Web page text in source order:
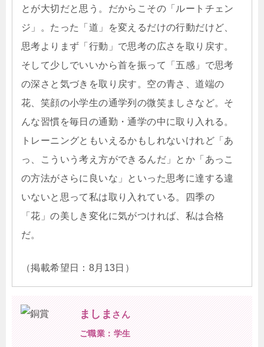
とが大切だと思う。だからこその「ルートチェン
ジ」。たった「道」を変えるだけの行動だけど、
思考よりまず「行動」で思考の広さを取り戻す。
そして少しでいいから首を振って「五感」で思考
の深さと気づきを取り戻す。空の青さ、道端の
花、笑顔の小学生の通学列の微笑ましさなど。そ
んな習慣を毎日の通勤・通学の中に取り入れる。
トレーニングともいえるかもしれないけれど「あ
っ、こういう考え方ができるんだ」とか「あっこ
の方法がさらに良いな」といった思考に達する違
いないと思って私は取り入れている。四季の
「花」の美しき変化に気がつければ、私は合格
だ。
（掲載希望日：8月13日）
ましま さん
ご職業：学生